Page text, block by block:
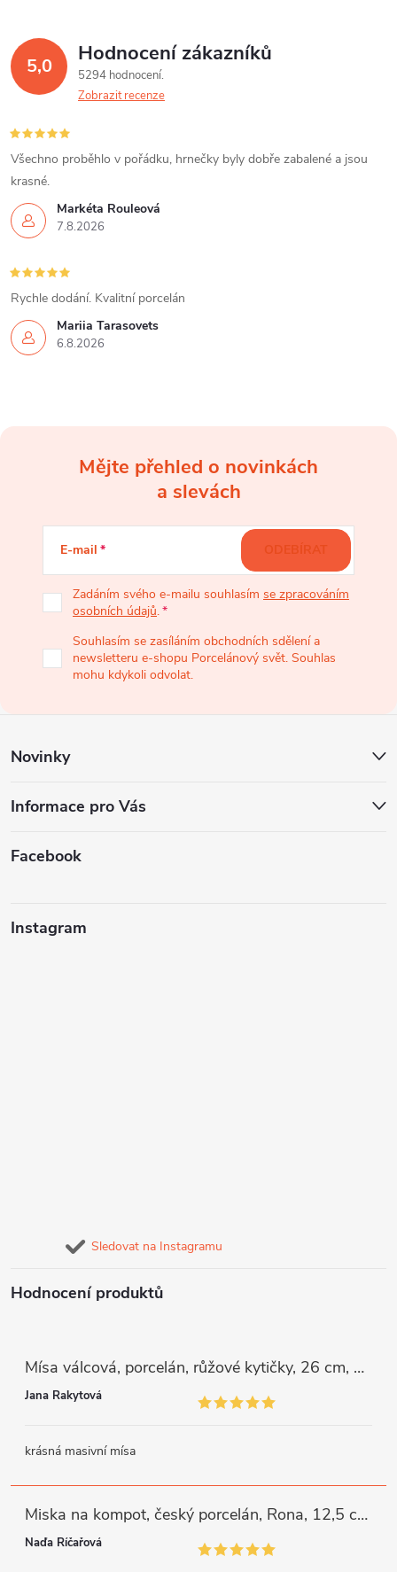
5,0 Hodnocení zákazníků
5294 hodnocení
Zobrazit recenze
Markéta Rouleová
7.8.2026
Všechno proběhlo v pořádku, hrnečky byly dobře zabalené a jsou
krasné.
Mariia Tarasovets
6.8.2026
Rychle dodání. Kvalitní porcelán
í
Mějte přehled o novinkách
a slevách
E-mail
Zadáním svého e-mailu souhlasím se zpracováním
osobních údajů.
Souhlasím se zasíláním obchodních sdělení a
newsletteru e-shopu Porcelánový svět. Souhlas
mohu kdykoli odvolat.
ODEBÍRAT
Novinky
Informace pro Vás
Facebook
Instagram
Sledovat na Instagramu
Hodnocení produktů
Mísa válcová, porcelán, růžové kytičky, 26 cm, G. Benedikt
Jana Rakytová
krásná masivní mísa
Miska na kompot, český porcelán, Rona, 12,5 cm, bílý, G. Benedikt
Naďa Říčařová